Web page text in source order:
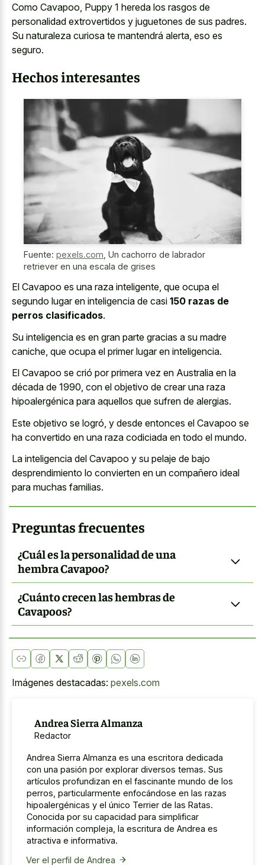
Como Cavapoo, Puppy 1 hereda los rasgos de
personalidad extrovertidos y juguetones de sus padres.
Su naturaleza curiosa te mantendrá alerta, eso es
seguro.
Hechos interesantes
Fuente: pexels.com Un cachorro de labrador
retriever en una escala de grises
El Cavapoo es una raza inteligente, que ocupa el
segundo lugar en inteligencia de casi 150 razas de
perros clasificados.
Su inteligencia es en gran parte gracias a su madre
caniche, que ocupa el primer lugar en inteligencia.
El Cavapoo se crió por primera vez en Australia en la
década de 1990, con el objetivo de crear una raza
hipoalergénica para aquellos que sufren de alergias.
Este objetivo se logró, y desde entonces el Cavapoo se
ha convertido en una raza codiciada en todo el mundo.
La inteligencia del Cavapoo y su pelaje de bajo
desprendimiento lo convierten en un compañero ideal
para muchas familias.
Preguntas frecuentes
¿Cuál es la personalidad de una
hembra Cavapoo?
¿Cuánto crecen las hembras de
Cavapoos?
Imágenes destacadas: pexels.com
Andrea Sierra Almanza
Redactor
Andrea Sierra Almanza es una escritora dedicada
con una pasión por explorar diversos temas. Sus
artículos profundizan en el fascinante mundo de los
perros, particularmente enfocándose en las razas
hipoalergénicas y el único Terrier de las Ratas.
Conocida por su capacidad para simplificar
información compleja, la escritura de Andrea es
atractiva e informativa.
Ver el perfil de Andrea